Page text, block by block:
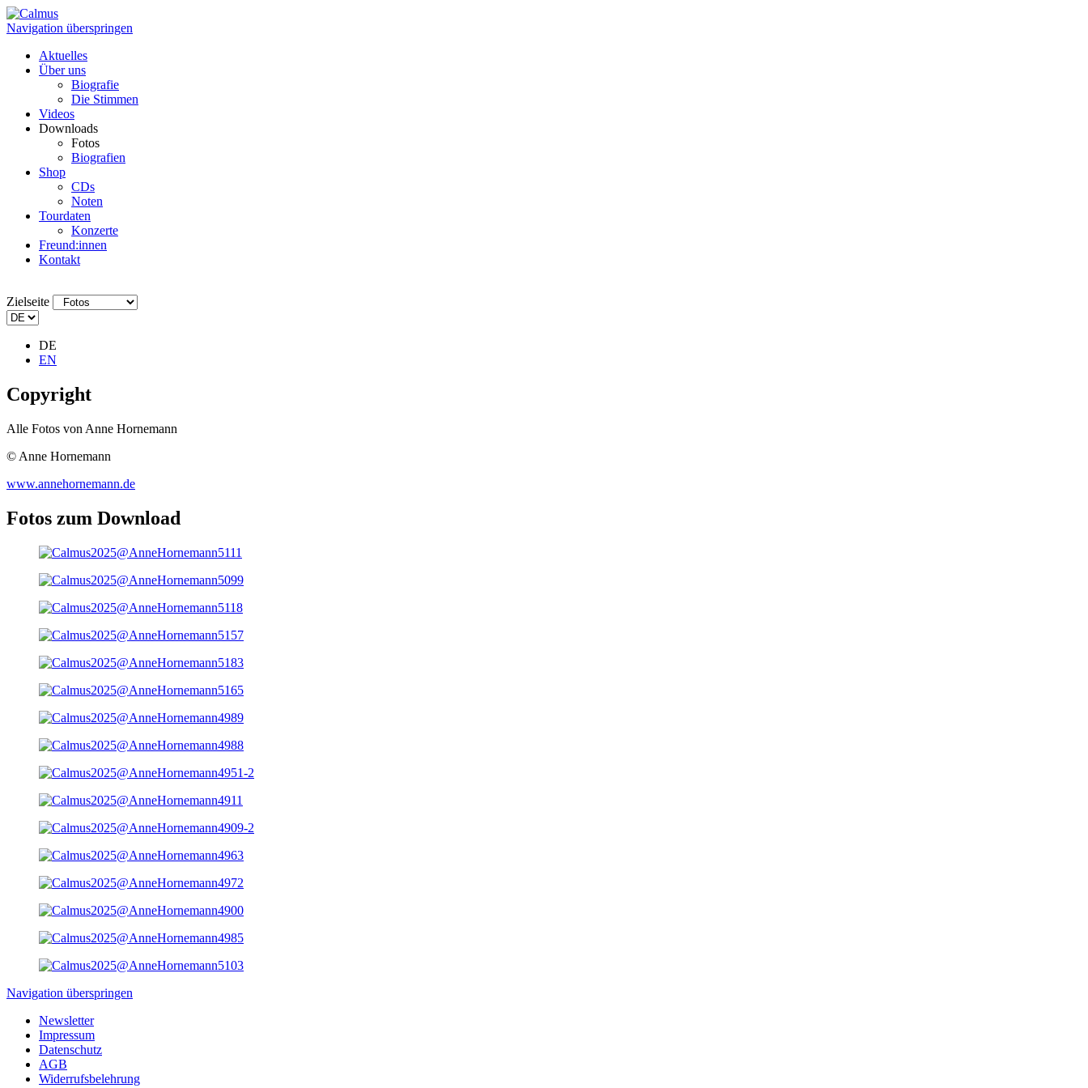
Navigation überspringen
Aktuelles
Über uns
Biografie
Die Stimmen
Videos
Downloads
Fotos
Biografien
Shop
CDs
Noten
Tourdaten
Konzerte
Freund:innen
Kontakt
Zielseite
DE
EN
Copyright
Alle Fotos von Anne Hornemann
© Anne Hornemann
www.annehornemann.de
Fotos zum Download
Navigation überspringen
Newsletter
Impressum
Datenschutz
AGB
Widerrufsbelehrung